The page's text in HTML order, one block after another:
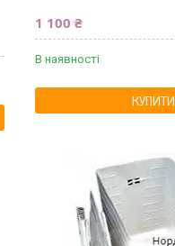
1 100 ₴
В наявності
КУПИТИ